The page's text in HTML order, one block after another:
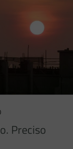
Preciso